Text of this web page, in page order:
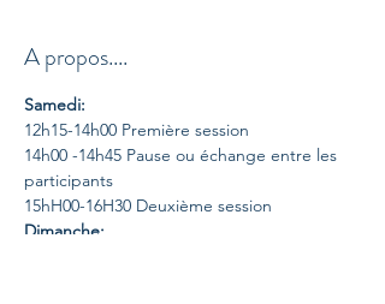
A propos....
Samedi:
12h15-14h00 Première session
14h00 -14h45 Pause ou échange entre les
participants
15hH00-16H30 Deuxième session
Dimanche: